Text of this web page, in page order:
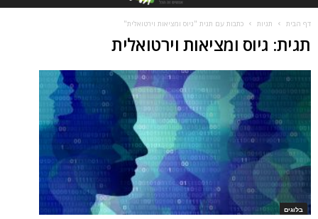
דף הבית תגיות כתבות עם תגית "גיוס ומציאות וירטואלית"
תגית: גיוס ומציאות וירטואלית
בלוגים